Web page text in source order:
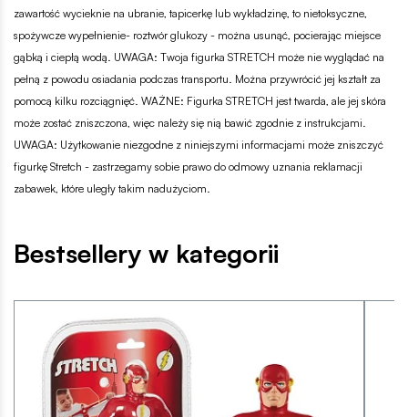
zawartość wycieknie na ubranie, tapicerkę lub wykładzinę, to nietoksyczne,
spożywcze wypełnienie- roztwór glukozy - można usunąć, pocierając miejsce
gąbką i ciepłą wodą. UWAGA: Twoja figurka STRETCH może nie wyglądać na
pełną z powodu osiadania podczas transportu. Można przywrócić jej kształt za
pomocą kilku rozciągnięć. WAŻNE: Figurka STRETCH jest twarda, ale jej skóra
może zostać zniszczona, więc należy się nią bawić zgodnie z instrukcjami.
UWAGA: Użytkowanie niezgodne z niniejszymi informacjami może zniszczyć
figurkę Stretch - zastrzegamy sobie prawo do odmowy uznania reklamacji
zabawek, które uległy takim nadużyciom.
Bestsellery w kategorii